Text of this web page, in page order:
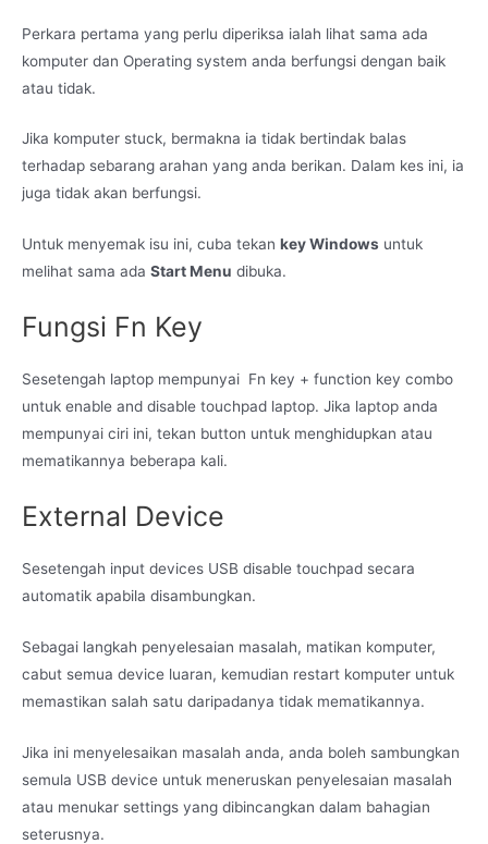
Perkara pertama yang perlu diperiksa ialah lihat sama ada
komputer dan Operating system anda berfungsi dengan baik
atau tidak.
Jika komputer stuck, bermakna ia tidak bertindak balas
terhadap sebarang arahan yang anda berikan. Dalam kes ini, ia
juga tidak akan berfungsi.
Untuk menyemak isu ini, cuba tekan key Windows untuk
melihat sama ada Start Menu dibuka.
Fungsi Fn Key
Sesetengah laptop mempunyai Fn key + function key combo
untuk enable and disable touchpad laptop. Jika laptop anda
mempunyai ciri ini, tekan button untuk menghidupkan atau
mematikannya beberapa kali.
External Device
Sesetengah input devices USB disable touchpad secara
automatik apabila disambungkan.
Sebagai langkah penyelesaian masalah, matikan komputer,
cabut semua device luaran, kemudian restart komputer untuk
memastikan salah satu daripadanya tidak mematikannya.
Jika ini menyelesaikan masalah anda, anda boleh sambungkan
semula USB device untuk meneruskan penyelesaian masalah
atau menukar settings yang dibincangkan dalam bahagian
seterusnya.